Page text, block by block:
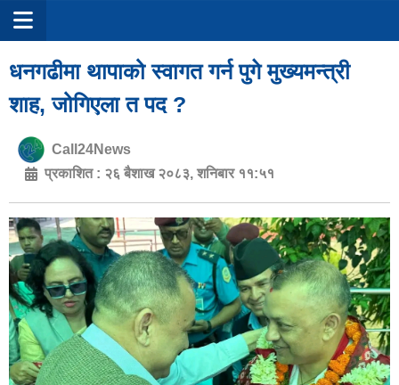
धनगढीमा थापाको स्वागत गर्न पुगे मुख्यमन्त्री
शाह, जोगिएला त पद ?
Call24News
प्रकाशित : २६ बैशाख २०८३, शनिबार ११:५१